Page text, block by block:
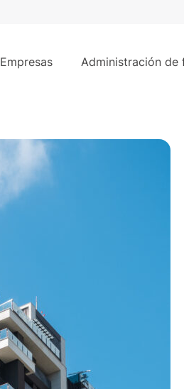
Empresas Administración de